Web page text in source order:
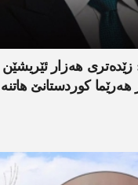
زێدەتری ھەزار
کوردستانێ